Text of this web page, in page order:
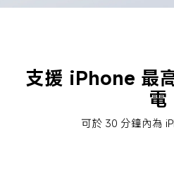
支援 iPhone 最
電
可於 30 分鐘內為